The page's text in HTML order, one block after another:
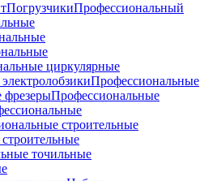
ПогрузчикиПрофессиональный
циркулярные
Профессиональные
фрезерыПрофессиональные
строительные
точильные